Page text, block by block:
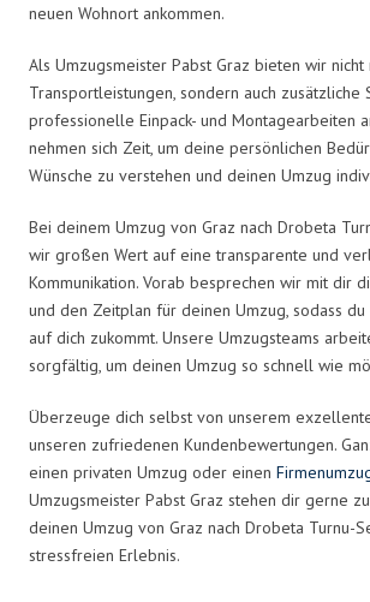
neuen Wohnort ankommen.
Als Umzugsmeister Pabst Graz bieten wir nicht
Transportleistungen, sondern auch zusätzliche
professionelle Einpack- und Montagearbeiten
nehmen sich Zeit, um deine persönlichen
Wünsche zu verstehen und deinen Umzug
Bei deinem Umzug von Graz nach Drobeta
wir großen Wert auf eine transparente und
Kommunikation. Vorab besprechen wir mit dir
und den Zeitplan für deinen Umzug, sodass
auf dich zukommt. Unsere Umzugsteams
sorgfältig, um deinen Umzug so schnell wie
Überzeuge dich selbst von unserem
unseren zufriedenen Kundenbewertungen.
einen privaten Umzug oder einen
Umzugsmeister Pabst Graz stehen dir gerne
deinen Umzug von Graz nach Drobeta Turnu-
stressfreien Erlebnis.